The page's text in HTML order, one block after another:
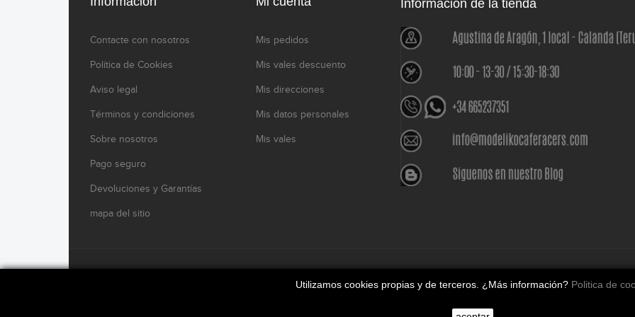
Contacte con nosotros
Política de Cookies
Aviso legal
Términos y condiciones
Sobre nosotros
Pago seguro
Devoluciones y Garantías
mapa del sitio
Mis pedidos
Mis vales descuento
Mis direcciones
Mis datos personales
Mis vales
Información de la tienda
Utilizamos cookies propias y de terceros. ¿Más información? Politica de